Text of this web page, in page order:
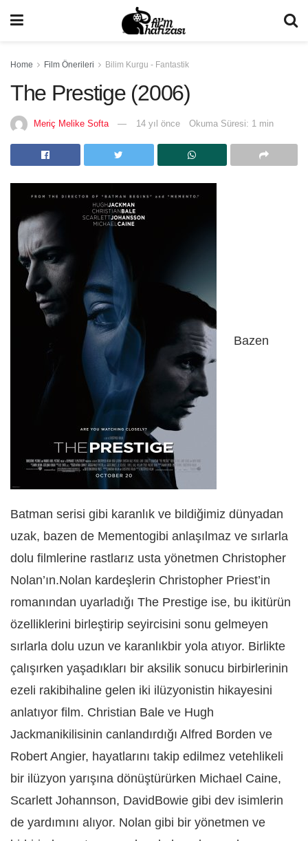
Home Film Önerileri Bilim Kurgu - Fantastik
The Prestige (2006)
Meriç Melike Softa 14 yıl önce Okuma Süresi: 1 min
Bazen
Batman serisi gibi karanlık ve bildiğimiz dünyadan
uzak, bazen de Mementogibi anlaşılmaz ve sırlarla
dolu filmlerine rastlarız usta yönetmen Christopher
Nolan’ın.Nolan kardeşlerin Christopher Priest’in
romanından uyarladığı The Prestige ise, bu ikitürün
özelliklerini birleştirip seyircisini sonu gelmeyen
sırlarla dolu uzun ve karanlıkbir yola atıyor. Birlikte
çalışırken yaşadıkları bir aksilik sonucu birbirlerinin
ezeli rakibihaline gelen iki ilüzyonistin hikayesini
anlatıyor film. Christian Bale ve Hugh
Jackmanikilisinin canlandırdığı Alfred Borden ve
Robert Angier, hayatlarını takip edilmez vetehlikeli
bir ilüzyon yarışına dönüştürürken Michael Caine,
Scarlett Johannson, DavidBowie gibi dev isimlerin
de yardımını alıyor. Nolan gibi bir yönetmen ve